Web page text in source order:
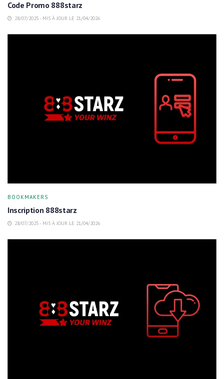
Code Promo 888starz
28/07/2025 - MIS À JOUR LE 21/04/2026
BOOKMAKERS
Inscription 888starz
28/07/2025 - MIS À JOUR LE 21/04/2026